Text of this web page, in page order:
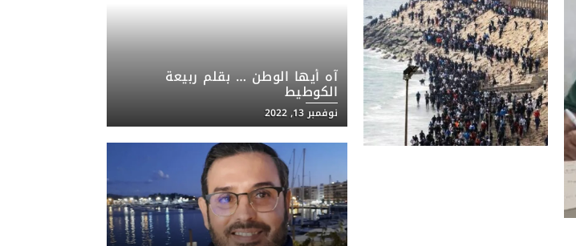
آه أيها الوطن … بقلم ربيعة
الكوطيط
نوفمبر 13, 2022